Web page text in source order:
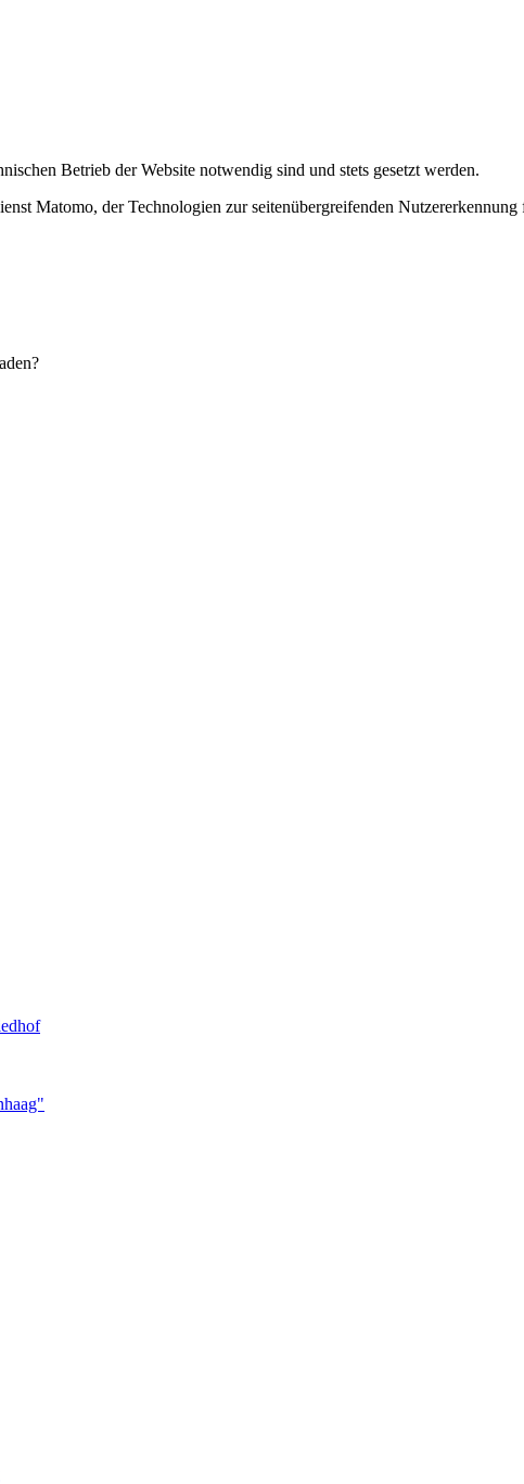
Betrieb der Website notwendig sind und stets gesetzt werden.
Matomo, der Technologien zur seitenübergreifenden